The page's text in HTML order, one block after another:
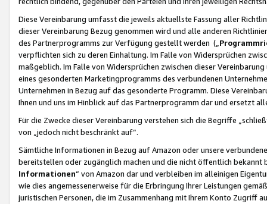
Diese Vereinbarung umfasst die jeweils aktuellste Fassung aller
dieser Vereinbarung Bezug genommen wird und alle anderen
des Partnerprogramms zur Verfügung gestellt werden („
verpflichten sich zu deren Einhaltung. Im Falle von Widersprüchen
maßgeblich. Im Falle von Widersprüchen zwischen dieser
eines gesonderten Marketingprogramms des verbundenen
Unternehmen in Bezug auf das gesonderte Programm. Diese
Ihnen und uns im Hinblick auf das Partnerprogramm dar und ersetzt
Für die Zwecke dieser Vereinbarung verstehen sich die Begriffe
von „jedoch nicht beschränkt auf“.
Sämtliche Informationen in Bezug auf Amazon oder unsere
bereitstellen oder zugänglich machen und die nicht öffentlich
Informationen“ von Amazon dar und verbleiben im alleinigen
wie dies angemessenerweise für die Erbringung Ihrer Leistungen
juristischen Personen, die im Zusammenhang mit Ihrem Konto